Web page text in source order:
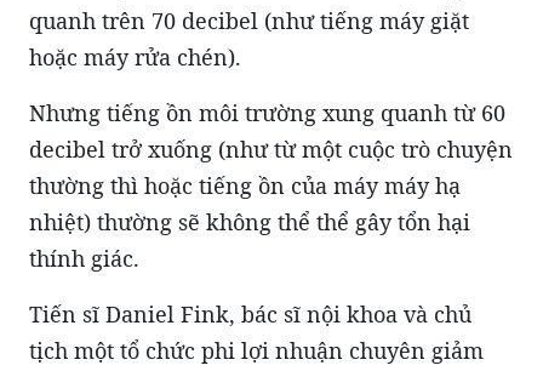
quanh trên 70 decibel (như tiếng máy giặt
hoặc máy rửa chén).
Nhưng tiếng ồn môi trường xung quanh từ 60
decibel trở xuống (như từ một cuộc trò chuyện
thường thì hoặc tiếng ồn của máy máy hạ
nhiệt) thường sẽ không thể thể gây tổn hại
thính giác.
Tiến sĩ Daniel Fink, bác sĩ nội khoa và chủ
tịch một tổ chức phi lợi nhuận chuyên giảm